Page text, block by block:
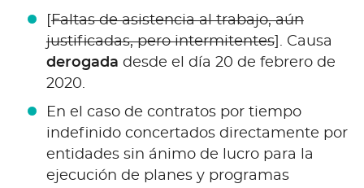
[Faltas de asistencia al trabajo, aún
justificadas, pero intermitentes]. Causa
derogada desde el día 20 de febrero de
2020.
En el caso de contratos por tiempo
indefinido concertados directamente por
entidades sin ánimo de lucro para la
ejecución de planes y programas